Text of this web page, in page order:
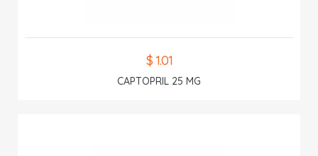
$ 1.01
CAPTOPRIL 25 MG